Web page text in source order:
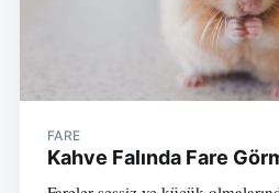
FARE
Kahve Falında Fare